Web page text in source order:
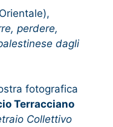
perdere,
dagli
fotografica
Terracciano
Collettivo